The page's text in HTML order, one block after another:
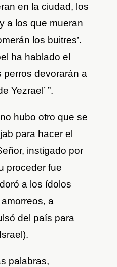
en la ciudad, los
a los que mueran
los buitres’.
ha hablado el
perros devorarán a
Yezrael’ ”.
hubo otro que se
para hacer el
instigado por
proceder fue
a los ídolos
a
del país para
palabras,